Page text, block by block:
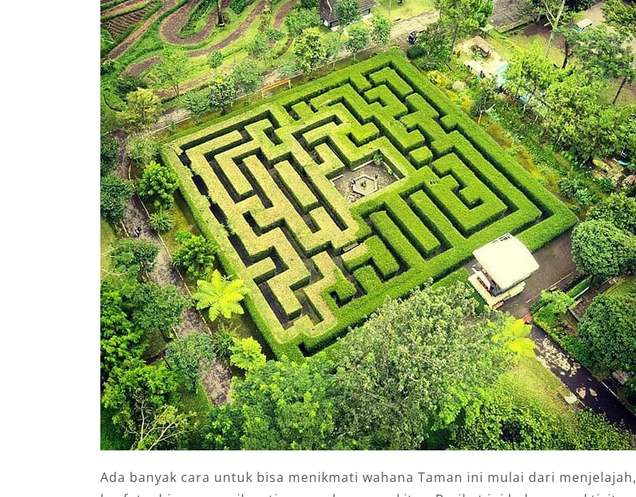
Ada banyak cara untuk bisa menikmati wahana Taman ini mulai dari menjelajah,